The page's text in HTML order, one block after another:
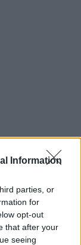
Information
parties, or
for
opt-out
that after your
seeing